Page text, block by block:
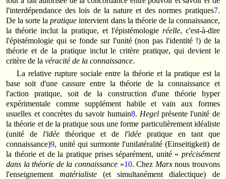
l'interdépendance des lois de la nature et des normes pratiques7.
De la sorte lapratique intervient dans la théorie de la connaissance,
la théorie inclut la pratique, et l'épistémologie réelle, c'est-à-dire
l'épistémologie qui se fonde sur l'unité (non pas l'identité !) de la
théorie et de la pratique inclut le critère pratique, qui devient le
critère de lavéracité de la connaissance.
La relative rupture sociale entre la théorie et la pratique est la
base soit d'une cassure entre la théorie de la connaissance et
l'action pratique, soit de la construction d'une théorie hyper
expérimentale comme supplément habile et vain aux formes
usuelles et concrètes du savoir humain8. Hegelprésente l'unité de
la théorie et de la pratique sous une forme particulièrement idéaliste
(unité de l'idée théorique et de l'idéepratique en tant que
connaissance)9, unité qui surmonte l'unilatéralité (Einseitigkeit) de
la théorie et de la pratique prises séparément, unité « précisément
dans la théorie de la connaissance »10. Chez Marxnous trouvons
l'enseignement matérialiste(et simultanément dialectique) de